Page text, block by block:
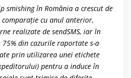
smishing în România a crescut de
cu anul anterior,
realizate de sendSMS, iar în
din cazurile raportate s-a
prin utilizarea unei etichete
pentru a induce în